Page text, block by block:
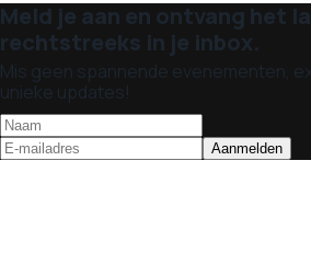
Meld je aan en ontvang het
rechtstreeks in je inbox.
Mis geen spannende evenementen,
unieke updates!